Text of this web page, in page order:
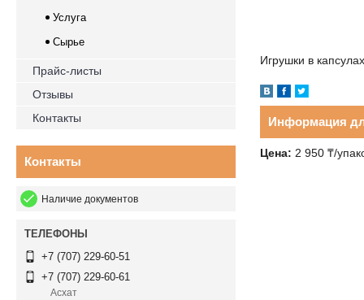
Игрушки в
Информация
Цена: 2 950 ₸/
Услуга
Сырье
Прайс-листы
Отзывы
Контакты
Контакты
Наличие документов
+7 (707) 229-60-51
+7 (707) 229-60-61
Асхат